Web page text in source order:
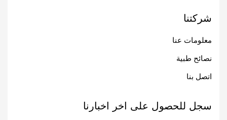
شركتنا
معلومات عنا
نصائح طبية
اتصل بنا
سجل للحصول على اخر اخبارنا